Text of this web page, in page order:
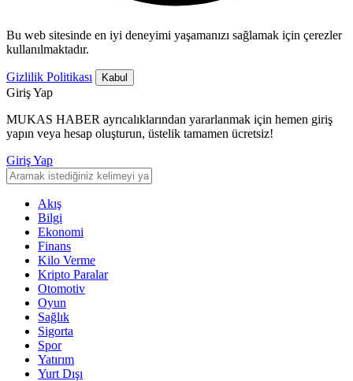
Bu web sitesinde en iyi deneyimi yaşamanızı sağlamak için çerezler
kullanılmaktadır.
Gizlilik Politikası Kabul
Giriş Yap
MUKAS HABER ayrıcalıklarından yararlanmak için hemen giriş
yapın veya hesap oluşturun, üstelik tamamen ücretsiz!
Giriş Yap
Akış
Bilgi
Ekonomi
Finans
Kilo Verme
Kripto Paralar
Otomotiv
Oyun
Sağlık
Sigorta
Spor
Yatırım
Yurt Dışı